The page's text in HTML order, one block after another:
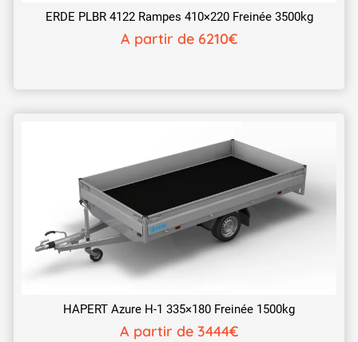
ERDE PLBR 4122 Rampes 410×220 Freinée 3500kg
A partir de 6210€
HAPERT Azure H-1 335×180 Freinée 1500kg
A partir de 3444€